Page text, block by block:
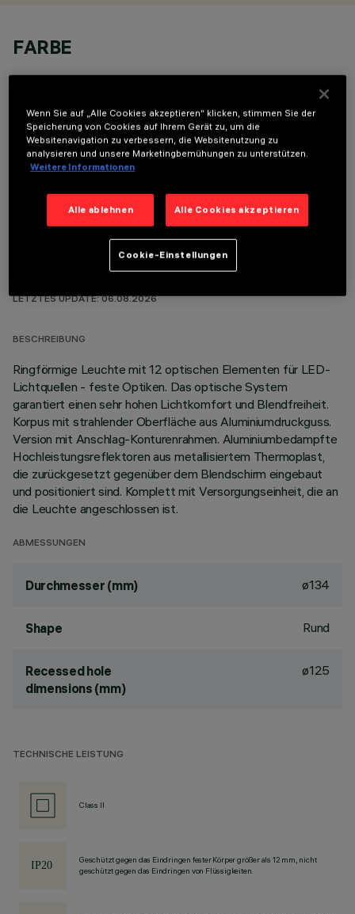
FARBE
OPTIONALE KOMPONENTEN
TECHNISCHE DATEN
LETZTES UPDATE: 06.08.2026
BESCHREIBUNG
Ringförmige Leuchte mit 12 optischen Elementen für LED-
Lichtquellen - feste Optiken. Das optische System
garantiert einen sehr hohen Lichtkomfort und Blendfreiheit.
Korpus mit strahlender Oberfläche aus Aluminiumdruckguss.
Version mit Anschlag-Konturenrahmen. Aluminiumbedampfte
Hochleistungsreflektoren aus metallisiertem Thermoplast,
die zurückgesetzt gegenüber dem Blendschirm eingebaut
und positioniert sind. Komplett mit Versorgungseinheit, die an
die Leuchte angeschlossen ist.
ABMESSUNGEN
Durchmesser (mm) ø134
Shape Rund
Recessed hole
dimensions (mm)
ø125
TECHNISCHE LEISTUNG
Class II
Geschützt gegen das Eindringen fester Körper größer als 12 mm, nicht
geschützt gegen das Eindringen von Flüssigkeiten.
Wenn Sie auf „Alle Cookies akzeptieren“ klicken, stimmen Sie der
Speicherung von Cookies auf Ihrem Gerät zu, um die
Websitenavigation zu verbessern, die Websitenutzung zu
analysieren und unsere Marketingbemühungen zu unterstützen.
Weitere Informationen
Alle ablehnen Alle Cookies akzeptieren
Cookie-Einstellungen